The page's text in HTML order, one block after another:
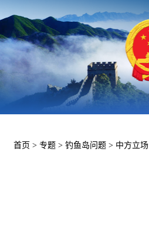
首页 > 专题 > 钓鱼岛问题 > 中方立场